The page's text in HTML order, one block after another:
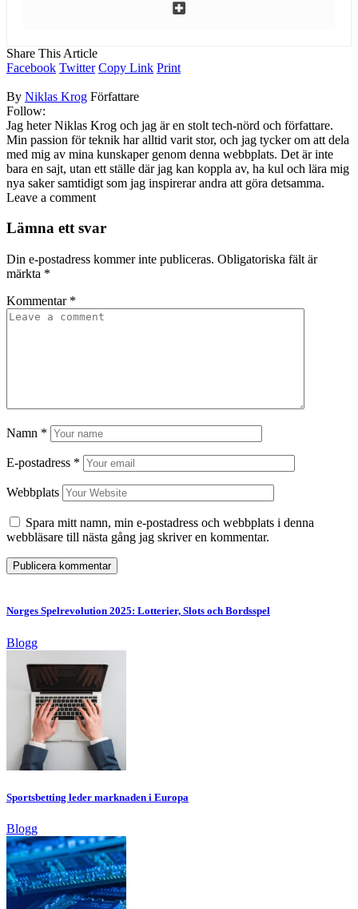
Share This Article
Facebook Twitter Copy Link Print
By Niklas Krog Författare
Follow:
Jag heter Niklas Krog och jag är en stolt tech-nörd och författare.
Min passion för teknik har alltid varit stor, och jag tycker om att dela
med mig av mina kunskaper genom denna webbplats. Det är inte
bara en sajt, utan ett ställe där jag kan koppla av, ha kul och lära mig
nya saker samtidigt som jag inspirerar andra att göra detsamma.
Leave a comment
Lämna ett svar
Din e-postadress kommer inte publiceras. Obligatoriska fält är
märkta *
Kommentar *
Namn *
E-postadress *
Webbplats
Spara mitt namn, min e-postadress och webbplats i denna
webbläsare till nästa gång jag skriver en kommentar.
Norges Spelrevolution 2025: Lotterier, Slots och Bordsspel
Blogg
Sportsbetting leder marknaden i Europa
Blogg